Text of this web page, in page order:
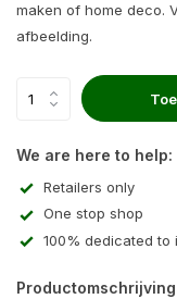
maken of home deco.
afbeelding.
We are here to help:
Retailers only
One stop shop
100% dedicated to
Productomschrijving